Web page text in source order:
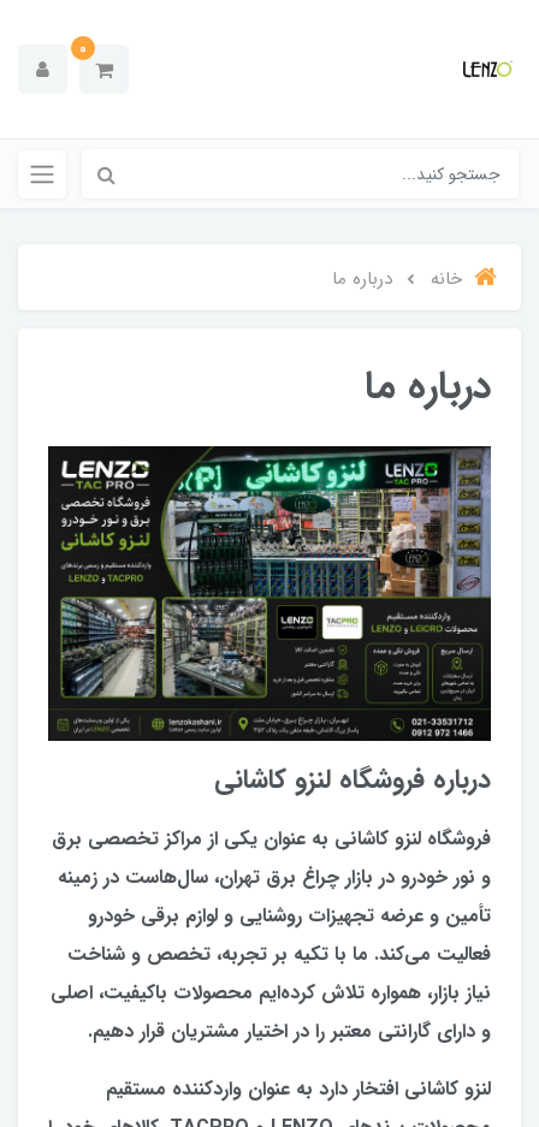
0
خانه درباره ما
درباره ما
درباره فروشگاه لنزو کاشانی
فروشگاه لنزو کاشانی به عنوان یکی از مراکز تخصصی برق
و نور خودرو در بازار چراغ برق تهران، سال‌هاست در زمینه
تأمین و عرضه تجهیزات روشنایی و لوازم برقی خودرو
فعالیت می‌کند. ما با تکیه بر تجربه، تخصص و شناخت
نیاز بازار، همواره تلاش کرده‌ایم محصولات باکیفیت، اصلی
و دارای گارانتی معتبر را در اختیار مشتریان قرار دهیم.
لنزو کاشانی افتخار دارد به عنوان واردکننده مستقیم